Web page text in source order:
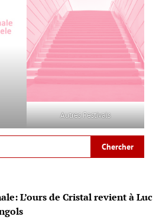
Autres Festivals
L’ours de Cristal revient à Luc